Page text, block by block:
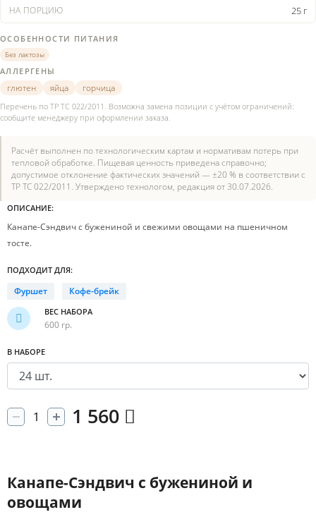
25 г
ОСОБЕННОСТИ ПИТАНИЯ
Без лактозы
АЛЛЕРГЕНЫ
глютен
яйца
горчица
Перечень по ТР ТС 022/2011. Возможна замена позиции с учётом ограничений:
сообщите менеджеру при оформлении заказа.
Расчёт выполнен по технологическим картам и нормативам потерь при
тепловой обработке. Пищевая ценность приведена справочно;
допустимое отклонение фактических значений — ±20 % в соответствии с
ТР ТС 022/2011. Утверждено технологом, редакция от 30.07.2026.
Канапе-Сэндвич с бужениной и
овощами
ОПИСАНИЕ:
Канапе-Сэндвич с бужениной и свежими овощами на пшеничном
тосте.
ПОДХОДИТ ДЛЯ:
Фуршет Кофе-брейк
ВЕС НАБОРА
600 гр.
В НАБОРЕ
1 560